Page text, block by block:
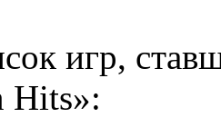
игр,
Hits»: